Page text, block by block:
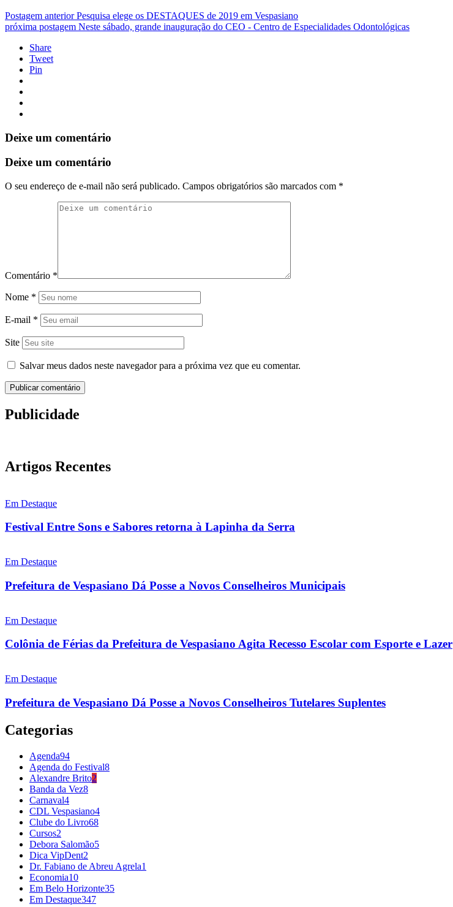
Postagem anterior Pesquisa elege os DESTAQUES de 2019 em Vespasiano
próxima postagem Neste sábado, grande inauguração do CEO - Centro de Especialidades Odontológicas
Share
Tweet
Pin
Deixe um comentário
Deixe um comentário
O seu endereço de e-mail não será publicado. Campos obrigatórios são marcados com *
Comentário *
Nome *
E-mail *
Site
Salvar meus dados neste navegador para a próxima vez que eu comentar.
Publicidade
Artigos Recentes
Em Destaque
Festival Entre Sons e Sabores retorna à Lapinha da Serra
Em Destaque
Prefeitura de Vespasiano Dá Posse a Novos Conselheiros Municipais
Em Destaque
Colônia de Férias da Prefeitura de Vespasiano Agita Recesso Escolar com Esporte e Lazer
Em Destaque
Prefeitura de Vespasiano Dá Posse a Novos Conselheiros Tutelares Suplentes
Categorias
Agenda94
Agenda do Festival8
Alexandre Brito2
Banda da Vez8
Carnaval4
CDL Vespasiano4
Clube do Livro68
Cursos2
Debora Salomão5
Dica VipDent2
Dr. Fabiano de Abreu Agrela1
Economia10
Em Belo Horizonte35
Em Destaque347